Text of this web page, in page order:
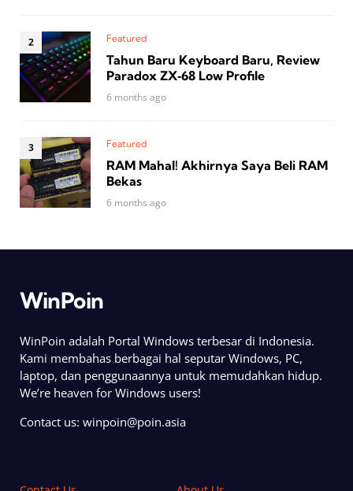
Featured
Tahun Baru Keyboard Baru, Review
Paradox ZX‑68 Low Profile
6 months ago
Featured
RAM Mahal! Akhirnya Saya Beli RAM
Bekas
6 months ago
WinPoin
WinPoin adalah Portal Windows terbesar di Indonesia.
Kami membahas berbagai hal seputar Windows, PC,
laptop, dan penggunaannya untuk memudahkan hidup.
We’re heaven for Windows users!
Contact us: winpoin@poin.asia